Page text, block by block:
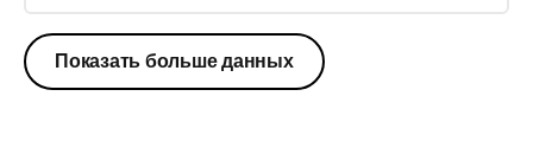
Показать больше данных